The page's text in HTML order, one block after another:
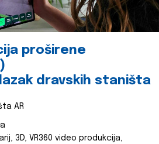
proširene
dravskih staništa
AR
3D, VR360 video produkcija,